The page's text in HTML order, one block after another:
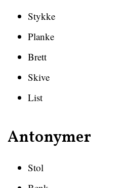
Stykke
Planke
Brett
Skive
List
Antonymer
Stol